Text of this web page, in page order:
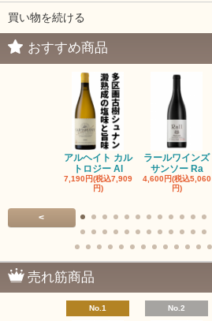
買い物を続ける
おすすめ商品
アルヘイト カル
トロジー Al
7,190円(税込7,909
円)
ラールワインズ
サンソー Ra
4,600円(税込5,060
円)
<
売れ筋商品
No.1 No.2